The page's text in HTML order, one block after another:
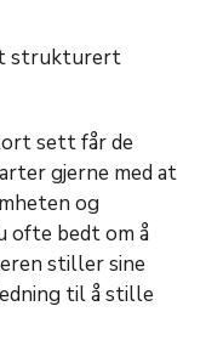
strukturert
sett får de
gjerne med at
og
ofte bedt om å
stiller sine
til å stille